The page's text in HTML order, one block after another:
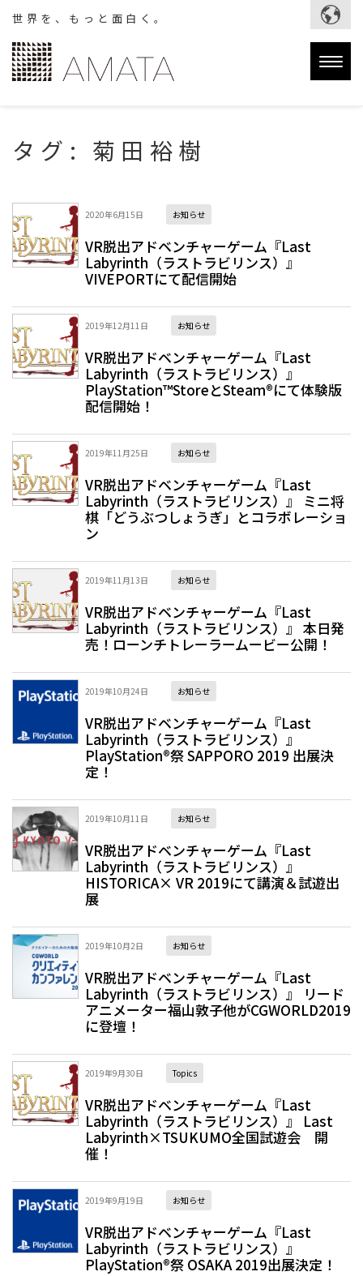
世界を、もっと面白く。
タグ: 菊田裕樹
2020年6月15日 お知らせ
VR脱出アドベンチャーゲーム『Last
Labyrinth（ラストラビリンス）』
VIVEPORTにて配信開始
2019年12月11日 お知らせ
VR脱出アドベンチャーゲーム『Last
Labyrinth（ラストラビリンス）』
PlayStation™StoreとSteam®にて体験版
配信開始！
2019年11月25日 お知らせ
VR脱出アドベンチャーゲーム『Last
Labyrinth（ラストラビリンス）』 ミニ将
棋「どうぶつしょうぎ」とコラボレーショ
ン
2019年11月13日 お知らせ
VR脱出アドベンチャーゲーム『Last
Labyrinth（ラストラビリンス）』 本日発
売！ローンチトレーラームービー公開！
2019年10月24日 お知らせ
VR脱出アドベンチャーゲーム『Last
Labyrinth（ラストラビリンス）』
PlayStation®祭 SAPPORO 2019 出展決
定！
2019年10月11日 お知らせ
VR脱出アドベンチャーゲーム『Last
Labyrinth（ラストラビリンス）』
HISTORICA× VR 2019にて講演＆試遊出
展
2019年10月2日 お知らせ
VR脱出アドベンチャーゲーム『Last
Labyrinth（ラストラビリンス）』 リード
アニメーター福山敦子他がCGWORLD2019
に登壇！
2019年9月30日 Topics
VR脱出アドベンチャーゲーム『Last
Labyrinth（ラストラビリンス）』 Last
Labyrinth×TSUKUMO全国試遊会 開
催！
2019年9月19日 お知らせ
VR脱出アドベンチャーゲーム『Last
Labyrinth（ラストラビリンス）』
PlayStation®祭 OSAKA 2019出展決定！